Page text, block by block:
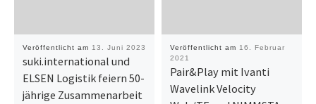
Veröffentlicht am 13. Juni 2023
suki.international und
ELSEN Logistik feiern 50-
jährige Zusammenarbeit
Veröffentlicht am 16. Februar
2021
Pair&Play mit Ivanti
Wavelink Velocity